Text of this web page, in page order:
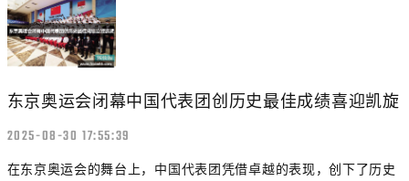
东京奥运会闭幕中国代表团创历史最佳成绩喜迎凯旋
2025-08-30 17:55:39
在东京奥运会的舞台上，中国代表团凭借卓越的表现，创下了历史